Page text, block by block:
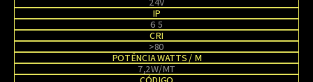
IP
6 5
CRI
>80
POTÊNCIA WATTS / M
7,2W/MT